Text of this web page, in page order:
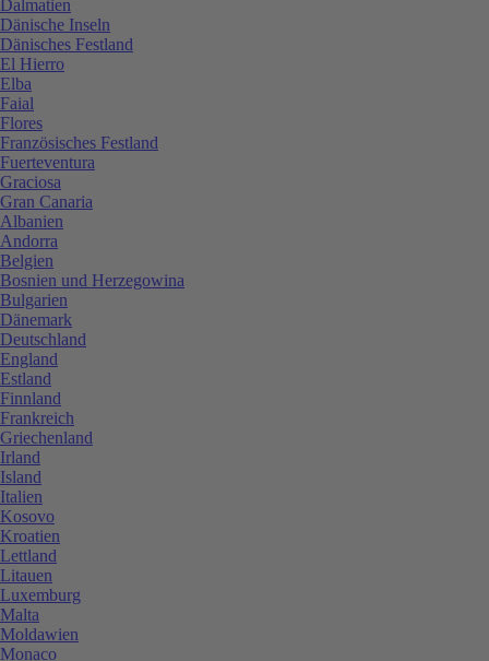
Dalmatien
Dänische Inseln
Dänisches Festland
El Hierro
Elba
Faial
Flores
Französisches Festland
Fuerteventura
Graciosa
Gran Canaria
Albanien
Andorra
Belgien
Bosnien und Herzegowina
Bulgarien
Dänemark
Deutschland
England
Estland
Finnland
Frankreich
Griechenland
Irland
Island
Italien
Kosovo
Kroatien
Lettland
Litauen
Luxemburg
Malta
Moldawien
Monaco